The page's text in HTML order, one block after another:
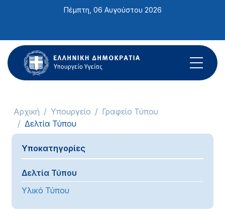
ιστότοπος
περιλαμβάνει
ένα
σύστημα
Πέμπτη, 06 Αυγούστου 2026
Αρχική Υπουργείο
Γραφείο Τύπου
Δελτία Τύπου
Υποκατηγορίες
Δελτία Τύπου
Υλικό Τύπου